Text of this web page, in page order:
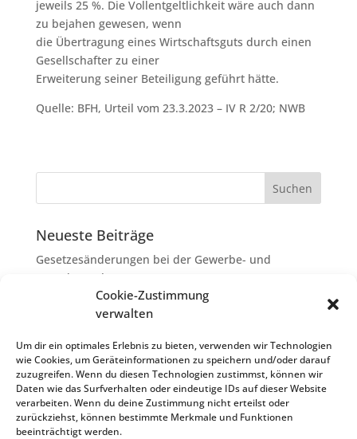
Cookie-Zustimmung
verwalten
Um dir ein optimales Erlebnis zu bieten, verwenden wir Technologien
wie Cookies, um Geräteinformationen zu speichern und/oder darauf
zuzugreifen. Wenn du diesen Technologien zustimmst, können wir
Daten wie das Surfverhalten oder eindeutige IDs auf dieser Website
verarbeiten. Wenn du deine Zustimmung nicht erteilst oder
zurückziehst, können bestimmte Merkmale und Funktionen
beeinträchtigt werden.
jeweils 25 %. Die Vollentgeltlichkeit wäre auch dann
zu bejahen gewesen, wenn
die Übertragung eines Wirtschaftsguts durch einen
Gesellschafter zu einer
Erweiterung seiner Beteiligung geführt hätte.
Quelle: BFH, Urteil vom 23.3.2023 – IV R 2/20; NWB
Neueste Beiträge
Gesetzesänderungen bei der Gewerbe- und
Grunderwerbsteuer
Erbschaftsteuer: Rechtsanwaltskosten bei Streit über
Erbauseinandersetzung als
Nachlassverbindlichkeiten
Umsatzsteuer-Umrechnungskurse Juli 2026
Keine Steuerfreiheit eines sog. Konfusionsgewinns
bei Mutterkapitalgesellschaft
Schenkungsteuer: Zinssatz von 5,5 % für die